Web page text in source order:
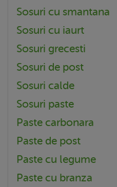
Sosuri cu smantana
Sosuri cu iaurt
Sosuri grecesti
Sosuri de post
Sosuri calde
Sosuri paste
Paste carbonara
Paste de post
Paste cu legume
Paste cu branza